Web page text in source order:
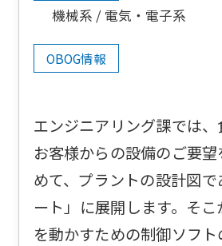
機械系 電気・電子系
OBOG情報
エンジニアリング課では
お客様からの設備のご要
めて、プラントの設計図
ート」に展開します。そ
を動かすための制御ソフ